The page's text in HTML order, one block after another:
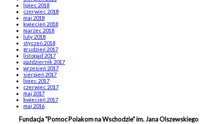
lipiec 2018
czerwiec 2018
maj 2018
kwiecień 2018
marzec 2018
luty 2018
styczeń 2018
grudzień 2017
listopad 2017
październik 2017
wrzesień 2017
sierpień 2017
lipiec 2017
czerwiec 2017
maj 2017
kwiecień 2017
maj 2016
Fundacja “Pomoc Polakom na Wschodzie” im. Jana Olszewskiego